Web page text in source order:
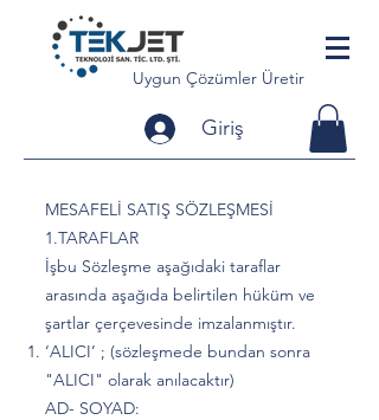
Uygun Çözümler Üretir
Giriş
MESAFELİ SATIŞ SÖZLEŞMESİ
1.TARAFLAR
İşbu Sözleşme aşağıdaki taraflar
arasında aşağıda belirtilen hüküm ve
şartlar çerçevesinde imzalanmıştır.
‘ALICI’ ; (sözleşmede bundan sonra
"ALICI" olarak anılacaktır)
AD- SOYAD: